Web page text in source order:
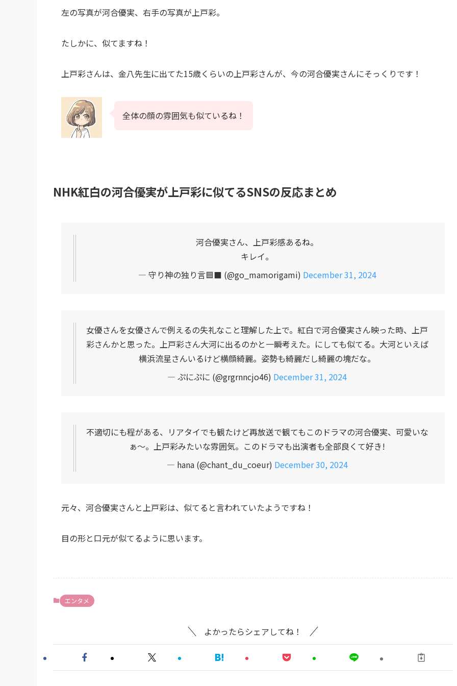
左の写真が河合優実、右手の写真が上戸彩。
たしかに、似てますね！
上戸彩さんは、金八先生に出てた15歳くらいの上戸彩さんが、今の河合優実さんにそっくりです！
全体の顔の雰囲気も似ているね！
NHK紅白の河合優実が上戸彩に似てるSNSの反応まとめ
河合優実さん、上戸彩感あるね。
キレイ。
— 守り神の独り言🟦⬛️ (@go_mamorigami) December 31, 2024
女優さんを女優さんで例えるの失礼なこと理解した上で。紅白で河合優実さん映った時、上戸
彩さんかと思った。上戸彩さん大河に出るのかと一瞬考えた。にしても似てる。大河といえば
横浜流星さんいるけど横顔綺麗。姿勢も綺麗だし綺麗の塊だな。
— ぷにぷに (@grgrnncjo46) December 31, 2024
不適切にも程がある、リアタイでも観たけど再放送で観てもこのドラマの河合優実、可愛いな
ぁ〜。上戸彩みたいな雰囲気。このドラマも出演者も全部良くて好き!
— hana (@chant_du_coeur) December 30, 2024
元々、河合優実さんと上戸彩は、似てると言われていたようですね！
目の形と口元が似てるように思います。
エンタメ
よかったらシェアしてね！